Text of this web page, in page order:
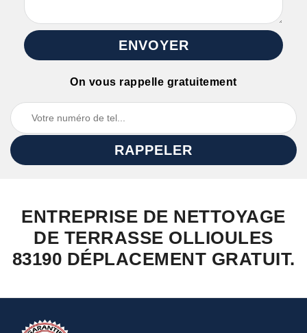
On vous rappelle gratuitement
ENTREPRISE DE NETTOYAGE
DE TERRASSE OLLIOULES
83190 DÉPLACEMENT GRATUIT.